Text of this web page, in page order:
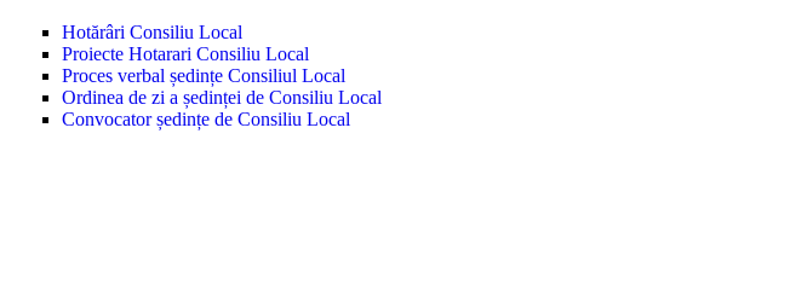
Hotărâri Consiliu Local
Proiecte Hotarari Consiliu Local
Proces verbal ședințe Consiliul Local
Ordinea de zi a ședinței de Consiliu Local
Convocator ședințe de Consiliu Local